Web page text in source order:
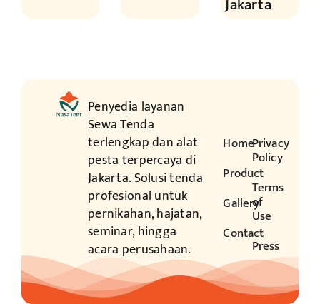
Penyedia layanan
Sewa Tenda
terlengkap dan alat
pesta terpercaya di
Jakarta. Solusi tenda
profesional untuk
pernikahan, hajatan,
seminar, hingga
acara perusahaan.
Home
Product
Gallery
Contact
Privacy
Policy
Terms
of
Use
Press